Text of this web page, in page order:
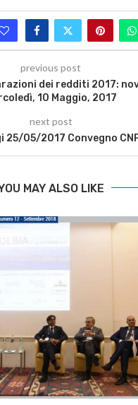
previous post
dei redditi 2017:
10 Maggio, 2017
next post
25/05/2017 Convegno
MAY ALSO LIKE